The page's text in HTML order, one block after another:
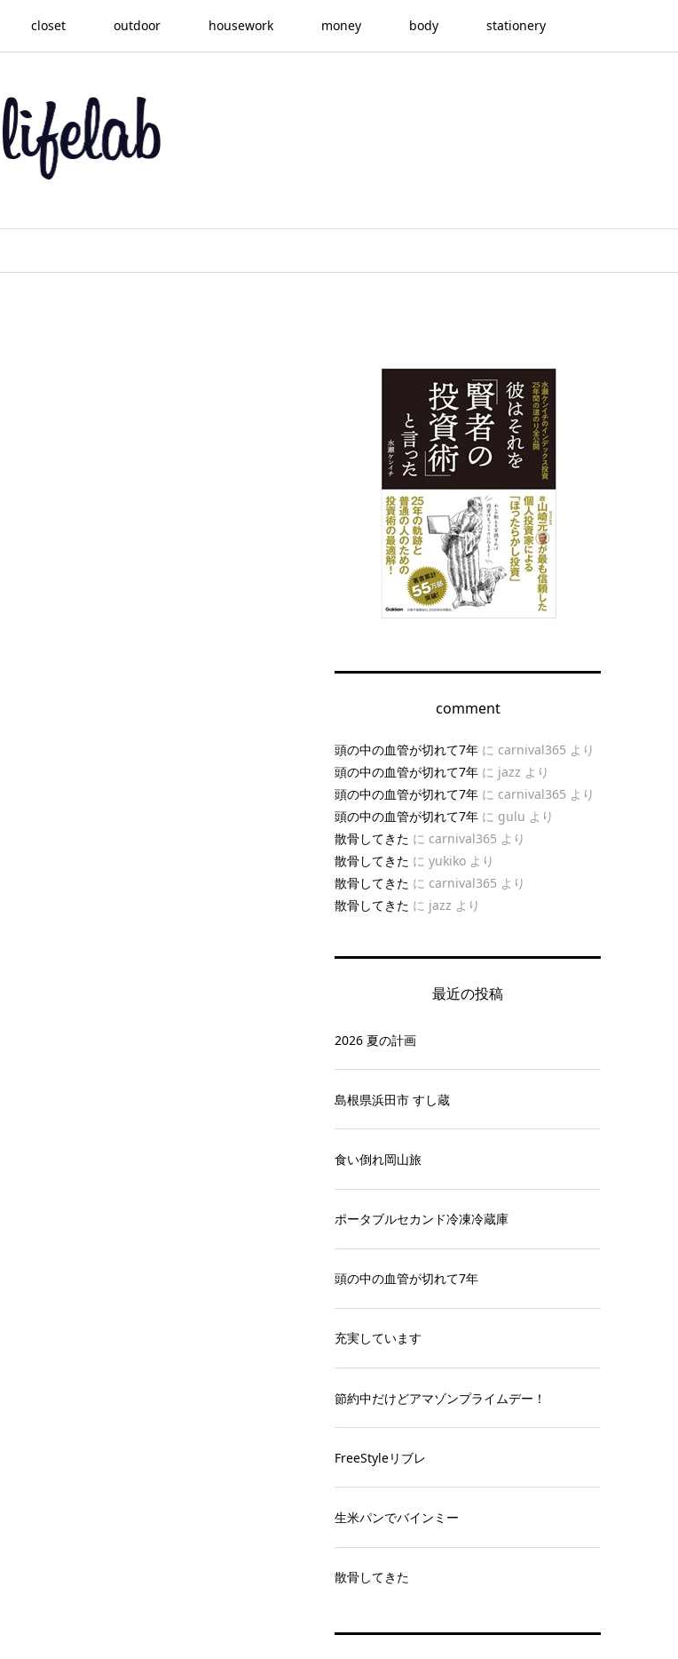
closet outdoor housework money body stationery
comment
頭の中の血管が切れて7年 に carnival365 より
頭の中の血管が切れて7年 に jazz より
頭の中の血管が切れて7年 に carnival365 より
頭の中の血管が切れて7年 に gulu より
散骨してきた に carnival365 より
散骨してきた に yukiko より
散骨してきた に carnival365 より
散骨してきた に jazz より
最近の投稿
2026 夏の計画
島根県浜田市 すし蔵
食い倒れ岡山旅
ポータブルセカンド冷凍冷蔵庫
頭の中の血管が切れて7年
充実しています
節約中だけどアマゾンプライムデー！
FreeStyleリブレ
生米パンでバインミー
散骨してきた